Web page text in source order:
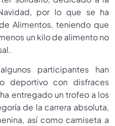
por lo que se ha
Alimentos, teniendo que
un kilo de alimento no
participantes han
deportivo con disfraces
entregado un trofeo a los
de la carrera absoluta,
así como camiseta a